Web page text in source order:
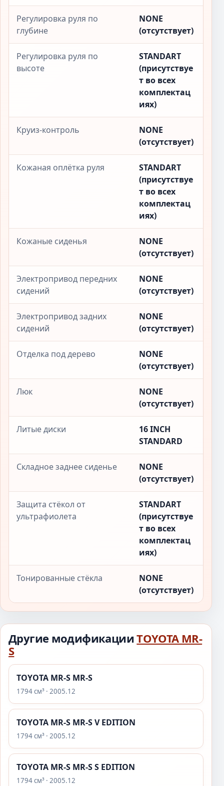
Регулировка руля по
глубине
NONE
(отсутствует)
Регулировка руля по
высоте
STANDART
(присутствуе
т во всех
комплектац
иях)
Круиз-контроль
NONE
(отсутствует)
Кожаная оплётка руля
STANDART
(присутствуе
т во всех
комплектац
иях)
Кожаные сиденья
NONE
(отсутствует)
Электропривод передних
сидений
NONE
(отсутствует)
Электропривод задних
сидений
NONE
(отсутствует)
Отделка под дерево
NONE
(отсутствует)
Люк
NONE
(отсутствует)
Литые диски
16 INCH
STANDARD
Складное заднее сиденье
NONE
(отсутствует)
Защита стёкол от
ультрафиолета
STANDART
(присутствуе
т во всех
комплектац
иях)
Тонированные стёкла
NONE
(отсутствует)
Другие модификацииTOYOTA MR-
S
TOYOTA MR-S MR-S
1794 см³ · 2005.12
TOYOTA MR-S MR-S V EDITION
1794 см³ · 2005.12
TOYOTA MR-S MR-S S EDITION
1794 см³ · 2005.12